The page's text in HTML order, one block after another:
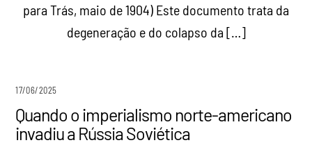
para Trás, maio de 1904) Este documento trata da
degeneração e do colapso da […]
17/06/2025
Quando o imperialismo norte-americano
invadiu a Rússia Soviética